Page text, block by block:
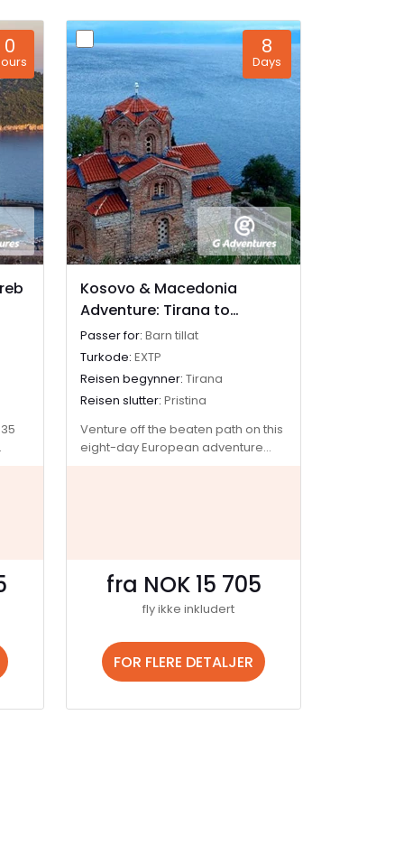
0
a
8
Days
Kosovo & Macedonia
Adventure: Tirana to
Pristina
Passer for: Barn tillat
Turkode: EXTP
Reisen begynner: Tirana
Reisen slutter: Pristina
Venture off the beaten path on this
eight-day European adventure
progress, indulge in local
delicacies that will surprise and
delight, and sip your way through
stood the test of time. Along the
way, connect with locals, bond with
fellow travellers, and experience a
fra NOK 15 705
fly ikke inkludert
FOR FLERE DETALJER